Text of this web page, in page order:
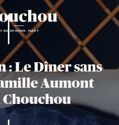
: Le Dîner sans
Aumont
Chouchou